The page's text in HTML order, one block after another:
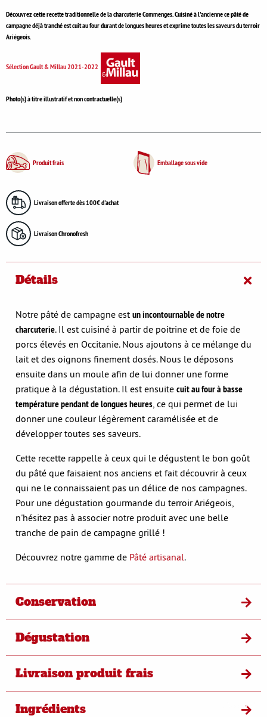
Découvrez cette recette traditionnelle de la charcuterie Commenges. Cuisiné à l'ancienne ce pâté de
campagne déjà tranché est cuit au four durant de longues heures et exprime toutes les saveurs du terroir
Ariégeois.
Sélection Gault & Millau 2021-2022
Photo(s) à titre illustratif et non contractuelle(s)
Produit frais Emballage sous vide
Livraison offerte dès 100€ d'achat
Livraison Chronofresh
Détails
Notre pâté de campagne est un incontournable de notre
charcuterie. Il est cuisiné à partir de poitrine et de foie de
porcs élevés en Occitanie. Nous ajoutons à ce mélange du
lait et des oignons finement dosés. Nous le déposons
ensuite dans un moule afin de lui donner une forme
pratique à la dégustation. Il est ensuite cuit au four à basse
température pendant de longues heures , ce qui permet de lui
donner une couleur légèrement caramélisée et de
développer toutes ses saveurs.
Cette recette rappelle à ceux qui le dégustent le bon goût
du pâté que faisaient nos anciens et fait découvrir à ceux
qui ne le connaissaient pas un délice de nos campagnes.
Pour une dégustation gourmande du terroir Ariégeois,
n'hésitez pas à associer notre produit avec une belle
tranche de pain de campagne grillé !
Découvrez notre gamme de Pâté artisanal.
Conservation
Dégustation
Livraison produit frais
Ingrédients S'opposer